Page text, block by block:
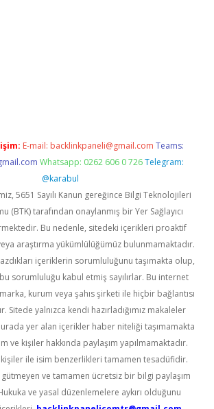
E-mail: backlinkpaneli@gmail.com Teams:
Whatsapp: 0262 606 0 726 Telegram:
@karabul
5651 Sayılı Kanun gereğince Bilgi Teknolojileri
(BTK) tarafından onaylanmış bir Yer Sağlayıcı
Bu nedenle, sitedeki içerikleri proaktif
araştırma yükümlülüğümüz bulunmamaktadır.
içeriklerin sorumluluğunu taşımakta olup,
sorumluluğu kabul etmiş sayılırlar. Bu internet
kurum veya şahıs şirketi ile hiçbir bağlantısı
Sitede yalnızca kendi hazırladığımız makaleler
yer alan içerikler haber niteliği taşımamakta
ve kişiler hakkında paylaşım yapılmamaktadır.
ile isim benzerlikleri tamamen tesadüfidir.
gütmeyen ve tamamen ücretsiz bir bilgi paylaşım
ve yasal düzenlemelere aykırı olduğunu